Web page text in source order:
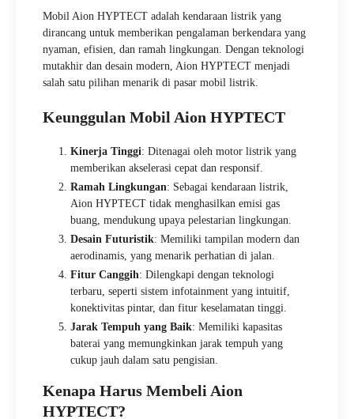
Mobil Aion HYPTECT adalah kendaraan listrik yang
dirancang untuk memberikan pengalaman berkendara yang
nyaman, efisien, dan ramah lingkungan. Dengan teknologi
mutakhir dan desain modern, Aion HYPTECT menjadi
salah satu pilihan menarik di pasar mobil listrik.
Keunggulan Mobil Aion HYPTECT
Kinerja Tinggi: Ditenagai oleh motor listrik yang
memberikan akselerasi cepat dan responsif.
Ramah Lingkungan: Sebagai kendaraan listrik,
Aion HYPTECT tidak menghasilkan emisi gas
buang, mendukung upaya pelestarian lingkungan.
Desain Futuristik: Memiliki tampilan modern dan
aerodinamis, yang menarik perhatian di jalan.
Fitur Canggih: Dilengkapi dengan teknologi
terbaru, seperti sistem infotainment yang intuitif,
konektivitas pintar, dan fitur keselamatan tinggi.
Jarak Tempuh yang Baik: Memiliki kapasitas
baterai yang memungkinkan jarak tempuh yang
cukup jauh dalam satu pengisian.
Kenapa Harus Membeli Aion
HYPTECT?